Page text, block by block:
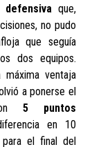
defensivaque,
no pudo
que seguía
dos equipos.
ventaja
a ponerse el
5 puntos
en 10
el final del